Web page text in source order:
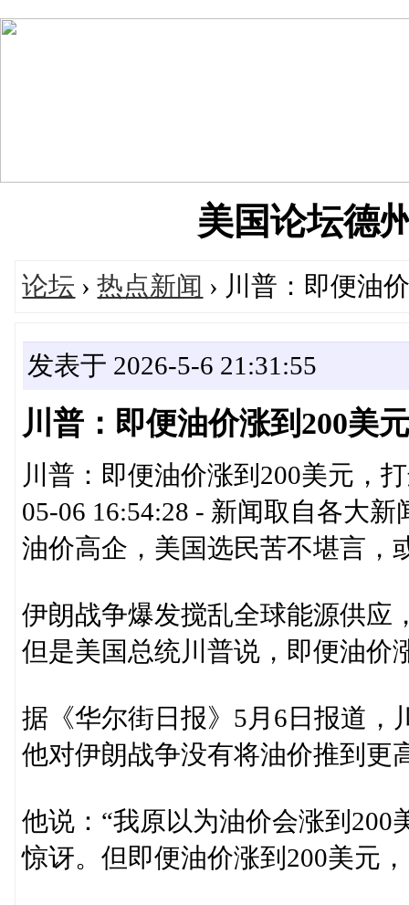
美国论坛德
论坛 ›热点新闻 › 川普：即便油
发表于 2026-5-6 21:31:55
川普：即便油价涨到200美
川普：即便油价涨到200美元，
05-06 16:54:28 - 新闻取自各大
油价高企，美国选民苦不堪言，
伊朗战争爆发搅乱全球能源供应
但是美国总统川普说，即便油价
据《华尔街日报》5月6日报道，
他对伊朗战争没有将油价推到更
他说：“我原以为油价会涨到
惊讶。但即便油价涨到200美元